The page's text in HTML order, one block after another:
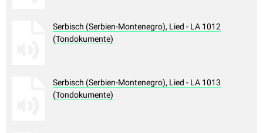
Serbisch (Serbien-Montenegro), Lied - LA 1012
(Tondokumente)
Serbisch (Serbien-Montenegro), Lied - LA 1013
(Tondokumente)